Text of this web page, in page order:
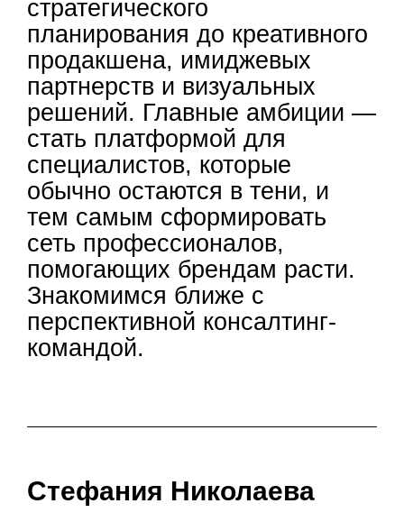
стратегического
планирования до креативного
продакшена, имиджевых
партнерств и визуальных
решений. Главные амбиции —
стать платформой для
специалистов, которые
обычно остаются в тени, и
тем самым сформировать
сеть профессионалов,
помогающих брендам расти.
Знакомимся ближе с
перспективной консалтинг-
командой.
Стефания Николаева